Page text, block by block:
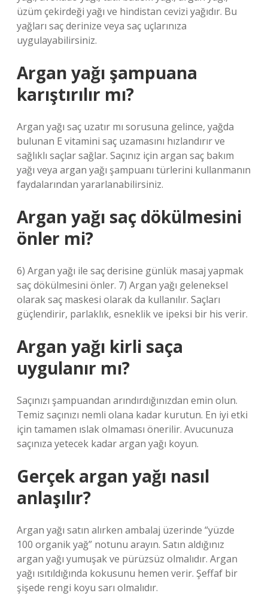
üzüm çekirdeği yağı ve hindistan cevizi yağıdır. Bu
yağları saç derinize veya saç uçlarınıza
uygulayabilirsiniz.
Argan yağı şampuana
karıştırılır mı?
Argan yağı saç uzatır mı sorusuna gelince, yağda
bulunan E vitamini saç uzamasını hızlandırır ve
sağlıklı saçlar sağlar. Saçınız için argan saç bakım
yağı veya argan yağı şampuanı türlerini kullanmanın
faydalarından yararlanabilirsiniz.
Argan yağı saç dökülmesini
önler mi?
6) Argan yağı ile saç derisine günlük masaj yapmak
saç dökülmesini önler. 7) Argan yağı geleneksel
olarak saç maskesi olarak da kullanılır. Saçları
güçlendirir, parlaklık, esneklik ve ipeksi bir his verir.
Argan yağı kirli saça
uygulanır mı?
Saçınızı şampuandan arındırdığınızdan emin olun.
Temiz saçınızı nemli olana kadar kurutun. En iyi etki
için tamamen ıslak olmaması önerilir. Avucunuza
saçınıza yetecek kadar argan yağı koyun.
Gerçek argan yağı nasıl
anlaşılır?
Argan yağı satın alırken ambalaj üzerinde “yüzde
100 organik yağ” notunu arayın. Satın aldığınız
argan yağı yumuşak ve pürüzsüz olmalıdır. Argan
yağı ısıtıldığında kokusunu hemen verir. Şeffaf bir
şişede rengi koyu sarı olmalıdır.